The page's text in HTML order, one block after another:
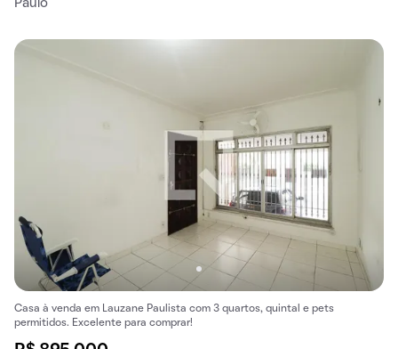
Paulo
Casa à venda em Lauzane Paulista com 3 quartos, quintal e pets
permitidos. Excelente para comprar!